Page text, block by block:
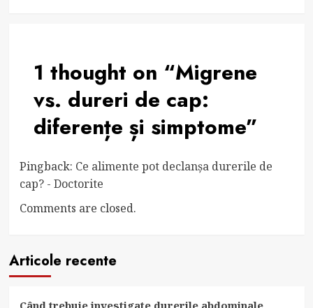
1 thought on “Migrene
vs. dureri de cap:
diferențe și simptome”
Pingback: Ce alimente pot declanșa durerile de
cap? - Doctorite
Comments are closed.
Articole recente
Când trebuie investigate durerile abdominale